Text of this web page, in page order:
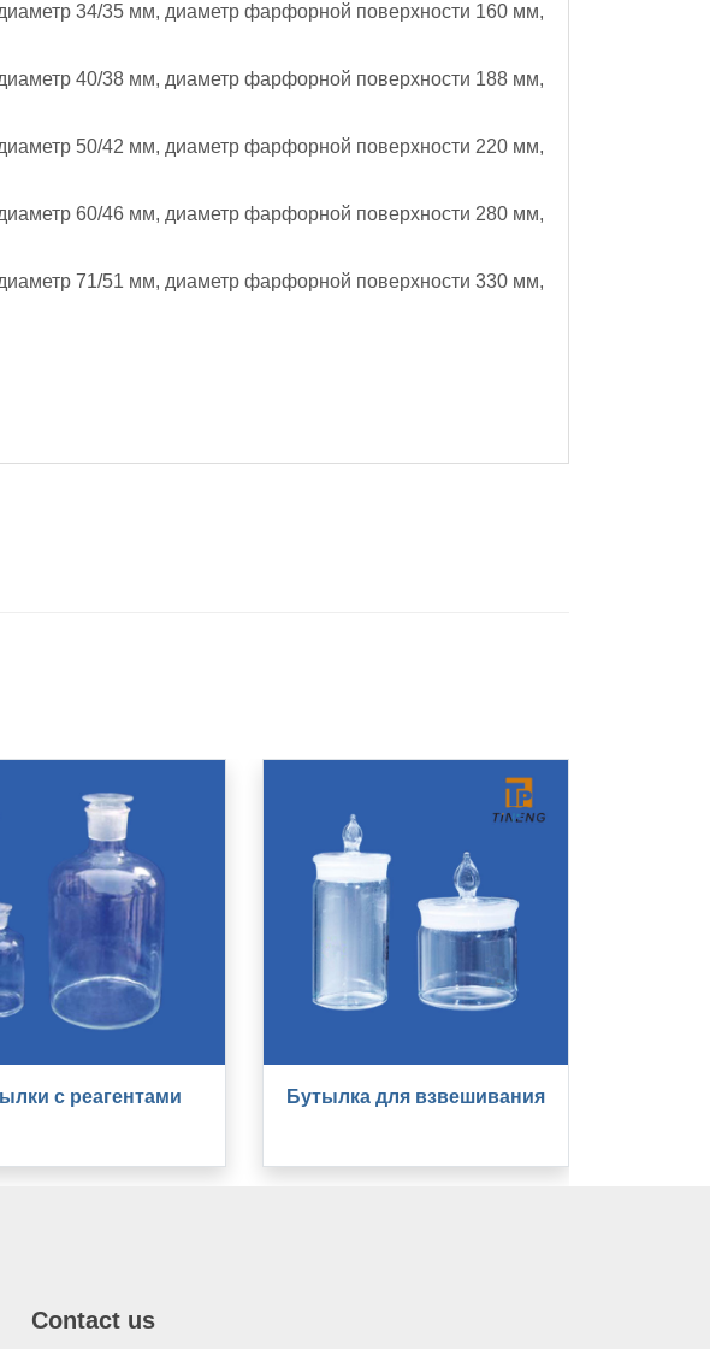
34/35 мм, диаметр фарфорной поверхности 160 мм,
40/38 мм, диаметр фарфорной поверхности 188 мм,
50/42 мм, диаметр фарфорной поверхности 220 мм,
60/46 мм, диаметр фарфорной поверхности 280 мм,
71/51 мм, диаметр фарфорной поверхности 330 мм,
с реагентами Бутылка для взвешивания
Contact us